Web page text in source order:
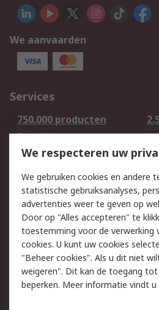
We aanvaarden
Services
750.000 producten
Bestellen
Retouren
Track & Trace
Wettelijk
Cookiebeleid
Privacybeleid -
Bijgewerkt
Algemene
verkoopvoorwaarden
We respecteren uw
We gebruiken cookies en andere
statistische gebruiksanalyses,
advertenties weer te geven op
Door op "Alles accepteren" te
toestemming voor de verwerking
cookies. U kunt uw cookies
"Beheer cookies". Als u dit niet
weigeren". Dit kan de toegang
beperken. Meer informatie vindt u